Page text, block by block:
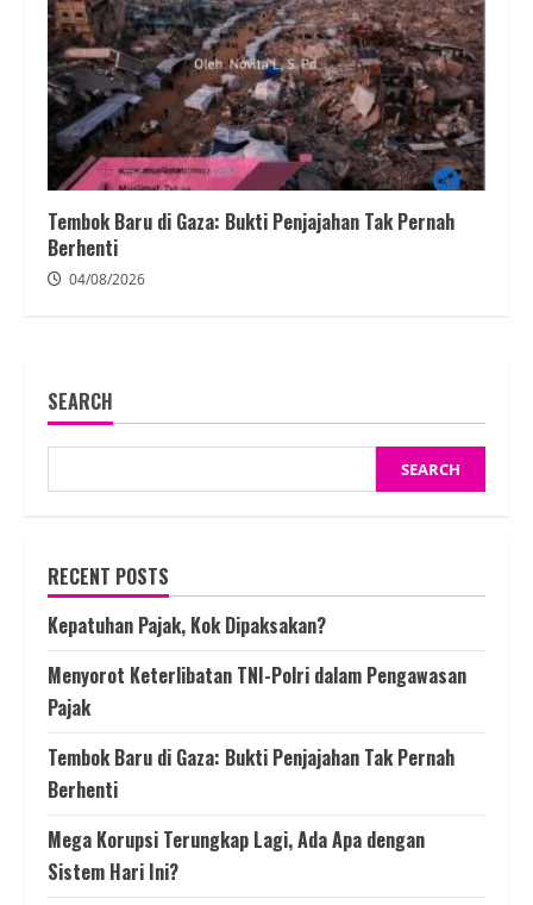
Tembok Baru di Gaza: Bukti Penjajahan Tak Pernah
Berhenti
04/08/2026
SEARCH
SEARCH
RECENT POSTS
Kepatuhan Pajak, Kok Dipaksakan?
Menyorot Keterlibatan TNI-Polri dalam Pengawasan
Pajak
Tembok Baru di Gaza: Bukti Penjajahan Tak Pernah
Berhenti
Mega Korupsi Terungkap Lagi, Ada Apa dengan
Sistem Hari Ini?